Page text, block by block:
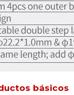
básicos